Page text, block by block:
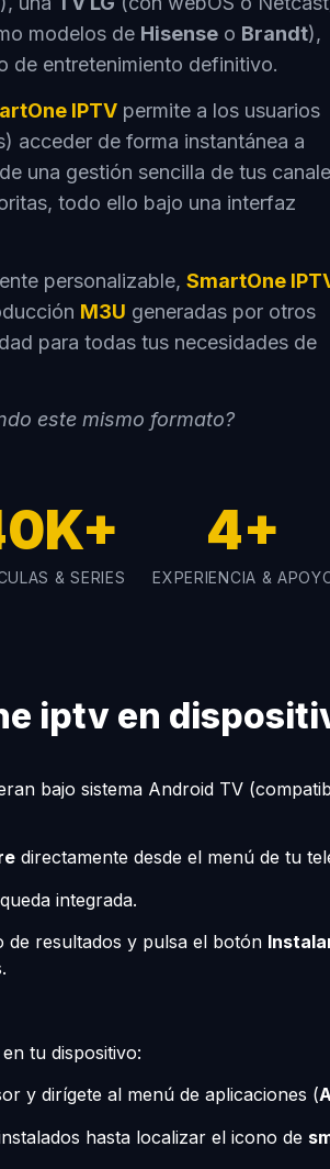
modelos de Hisense o Brandt),
de entretenimiento definitivo.
IPTV permite a los usuarios
acceder de forma instantánea a
una gestión sencilla de tus
todo ello bajo una interfaz
personalizable, SmartOne
M3U generadas por otros
para todas tus necesidades de
este mismo formato?
& SERIES
4+
EXPERIENCIA &
iptv en
bajo sistema Android TV
directamente desde el menú de tu
integrada.
de resultados y pulsa el botón
tu dispositivo:
y dirígete al menú de aplicaciones (
hasta localizar el icono de